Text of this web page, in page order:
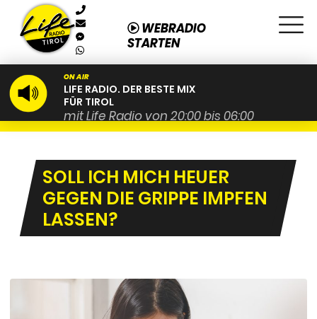
WEBRADIO
STARTEN
ON AIR
LIFE RADIO. DER BESTE MIX
FÜR TIROL
mit Life Radio von 20:00 bis 06:00
SOLL ICH MICH HEUER
GEGEN DIE GRIPPE IMPFEN
LASSEN?